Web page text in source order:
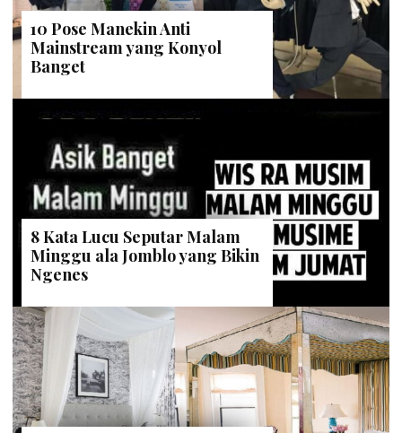
10 Pose Manekin Anti
Mainstream yang Konyol
Banget
8 Kata Lucu Seputar Malam
Minggu ala Jomblo yang Bikin
Ngenes